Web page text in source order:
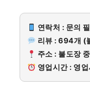
연락처 : 문의
리뷰 : 694개 (
주소 : 불도장
영업시간 : 영